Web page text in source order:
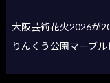
大阪芸術花火2026が
りんくう公園マーブ